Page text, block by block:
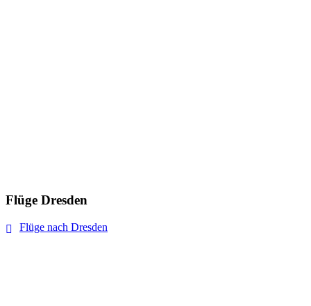
Flüge Dresden
Flüge nach Dresden